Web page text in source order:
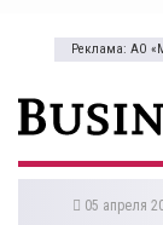
Реклама: АО
05 апреля